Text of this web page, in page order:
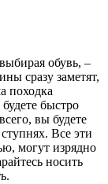
обувь, –
сразу заметят,
походка
быстро
вы будете
Все эти
могут изрядно
носить